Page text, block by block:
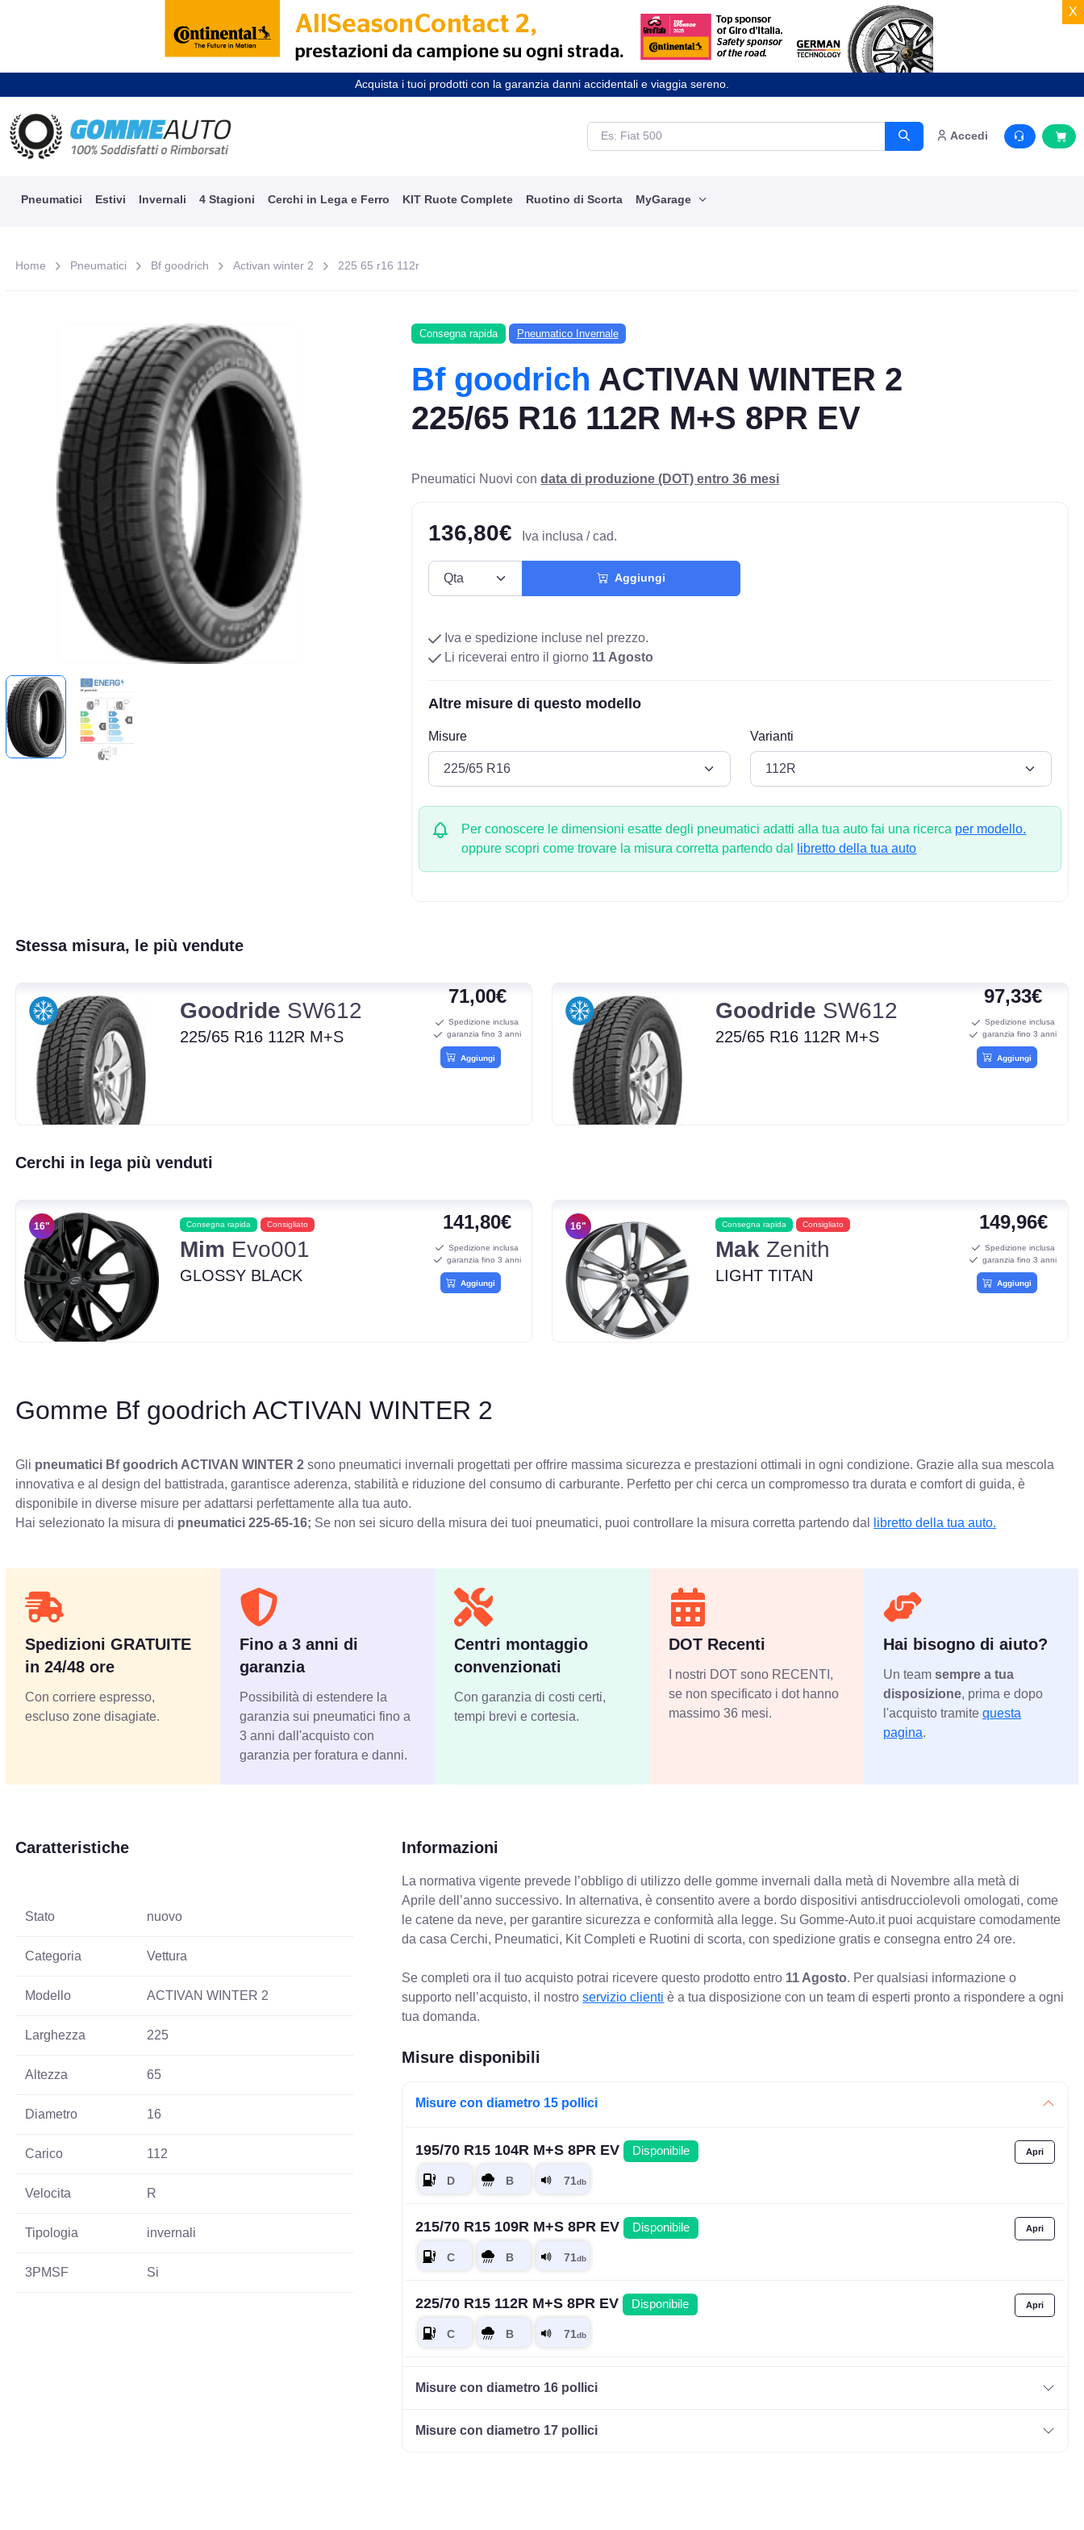
X
Acquista i tuoi prodotti con la garanzia danni accidentali e viaggia sereno.
Accedi
Pneumatici Estivi Invernali 4 Stagioni Cerchi in Lega e Ferro KIT Ruote Complete Ruotino di Scorta MyGarage
Home Pneumatici Bf goodrich Activan winter 2 225 65 r16 112r
Consegna rapida Pneumatico Invernale
Bf goodrich ACTIVAN WINTER 2
225/65 R16 112R M+S 8PR EV
Pneumatici Nuovi condata di produzione (DOT) entro 36 mesi
136,80€ Iva inclusa / cad.
Aggiungi
Iva e spedizione incluse nel prezzo.
Li riceverai entro il giorno 11 Agosto
Altre misure di questo modello
Misure Varianti
Per conoscere le dimensioni esatte degli pneumatici adatti alla tua auto fai una ricerca per modello.
oppure scopri come trovare la misura corretta partendo dal
libretto della tua auto
Stessa misura, le più vendute
Goodride SW612
225/65 R16 112R M+S
71,00€
Spedizione inclusa
garanzia fino 3 anni
Aggiungi
Goodride SW612
225/65 R16 112R M+S
97,33€
Spedizione inclusa
garanzia fino 3 anni
Aggiungi
Cerchi in lega più venduti
16" Consegna rapida Consigliato
Mim Evo001
GLOSSY BLACK
141,80€
Spedizione inclusa
garanzia fino 3 anni
Aggiungi
16" Consegna rapida Consigliato
Mak Zenith
LIGHT TITAN
149,96€
Spedizione inclusa
garanzia fino 3 anni
Aggiungi
Gomme Bf goodrich ACTIVAN WINTER 2
Gli pneumatici Bf goodrich ACTIVAN WINTER 2 sono pneumatici invernali progettati per offrire massima sicurezza e prestazioni ottimali in ogni condizione. Grazie alla sua mescola
innovativa e al design del battistrada, garantisce aderenza, stabilità e riduzione del consumo di carburante. Perfetto per chi cerca un compromesso tra durata e comfort di guida, è
disponibile in diverse misure per adattarsi perfettamente alla tua auto.
Hai selezionato la misura di pneumatici225-65-16; Se non sei sicuro della misura dei tuoi pneumatici, puoi controllare la misura corretta partendo dal libretto della tua auto.
Spedizioni GRATUITE
in 24/48 ore
Con corriere espresso,
escluso zone disagiate.
Fino a 3 anni di
garanzia
Possibilità di estendere la
garanzia sui pneumatici fino a
3 anni dall'acquisto con
garanzia per foratura e danni.
Centri montaggio
convenzionati
Con garanzia di costi certi,
tempi brevi e cortesia.
DOT Recenti
I nostri DOT sono RECENTI,
se non specificato i dot hanno
massimo 36 mesi.
Hai bisogno di aiuto?
Un team sempre a tua
disposizione, prima e dopo
l'acquisto tramite questa
pagina.
Caratteristiche
Stato nuovo
Categoria Vettura
Modello ACTIVAN WINTER 2
Larghezza 225
Altezza 65
Diametro 16
Carico 112
Velocita R
Tipologia invernali
3PMSF Si
Informazioni
La normativa vigente prevede l’obbligo di utilizzo delle gomme invernali dalla metà di Novembre alla metà di
Aprile dell’anno successivo. In alternativa, è consentito avere a bordo dispositivi antisdrucciolevoli omologati, come
le catene da neve, per garantire sicurezza e conformità alla legge. Su Gomme-Auto.it puoi acquistare comodamente
da casa Cerchi, Pneumatici, Kit Completi e Ruotini di scorta, con spedizione gratis e consegna entro 24 ore.
Se completi ora il tuo acquisto potrai ricevere questo prodotto entro 11 Agosto. Per qualsiasi informazione o
supporto nell’acquisto, il nostroservizio clienti è a tua disposizione con un team di esperti pronto a rispondere a ogni
tua domanda.
Misure disponibili
Misure con diametro 15 pollici
195/70 R15 104R M+S 8PR EV Disponibile
215/70 R15 109R M+S 8PR EV Disponibile
225/70 R15 112R M+S 8PR EV Disponibile
215/65 R15 102T M+S Disponibile
Misure con diametro 16 pollici
Misure con diametro 17 pollici